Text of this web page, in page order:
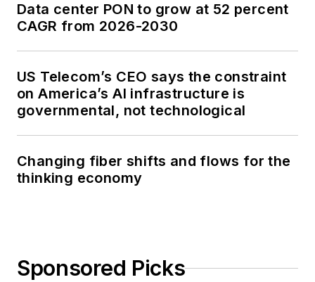
Data center PON to grow at 52 percent
CAGR from 2026-2030
US Telecom’s CEO says the constraint
on America’s AI infrastructure is
governmental, not technological
Changing fiber shifts and flows for the
thinking economy
Sponsored Picks